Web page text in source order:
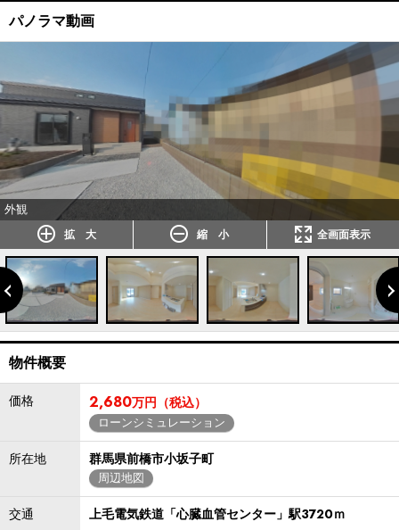
パノラマ動画
外観
拡 大 縮 小 全画面表示
物件概要
価格 2,680万円（税込）
ローンシミュレーション
所在地 群馬県前橋市小坂子町
周辺地図
交通 上毛電気鉄道「心臓血管センター」駅3720ｍ